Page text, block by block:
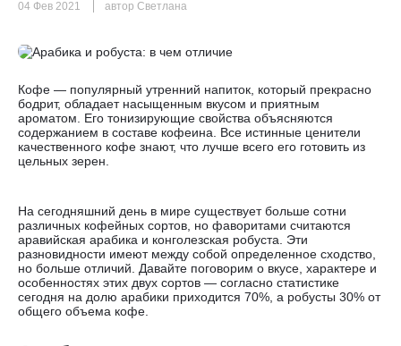
04 Фев 2021 автор Светлана
Кофе — популярный утренний напиток, который прекрасно
бодрит, обладает насыщенным вкусом и приятным
ароматом. Его тонизирующие свойства объясняются
содержанием в составе кофеина. Все истинные ценители
качественного кофе знают, что лучше всего его готовить из
цельных зерен.
На сегодняшний день в мире существует больше сотни
различных кофейных сортов, но фаворитами считаются
аравийская арабика и конголезская робуста. Эти
разновидности имеют между собой определенное сходство,
но больше отличий. Давайте поговорим о вкусе, характере и
особенностях этих двух сортов — согласно статистике
сегодня на долю арабики приходится 70%, а робусты 30% от
общего объема кофе.